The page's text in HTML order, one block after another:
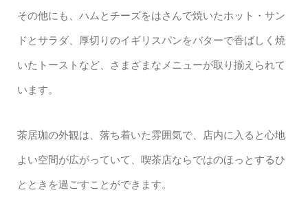
その他にも、ハムとチーズをはさんで焼いたホット・サン
ドとサラダ、厚切りのイギリスパンをバターで香ばしく焼
いたトーストなど、さまざまなメニューが取り揃えられて
います。
茶居珈の外観は、落ち着いた雰囲気で、店内に入ると心地
よい空間が広がっていて、喫茶店ならではのほっとするひ
とときを過ごすことができます。